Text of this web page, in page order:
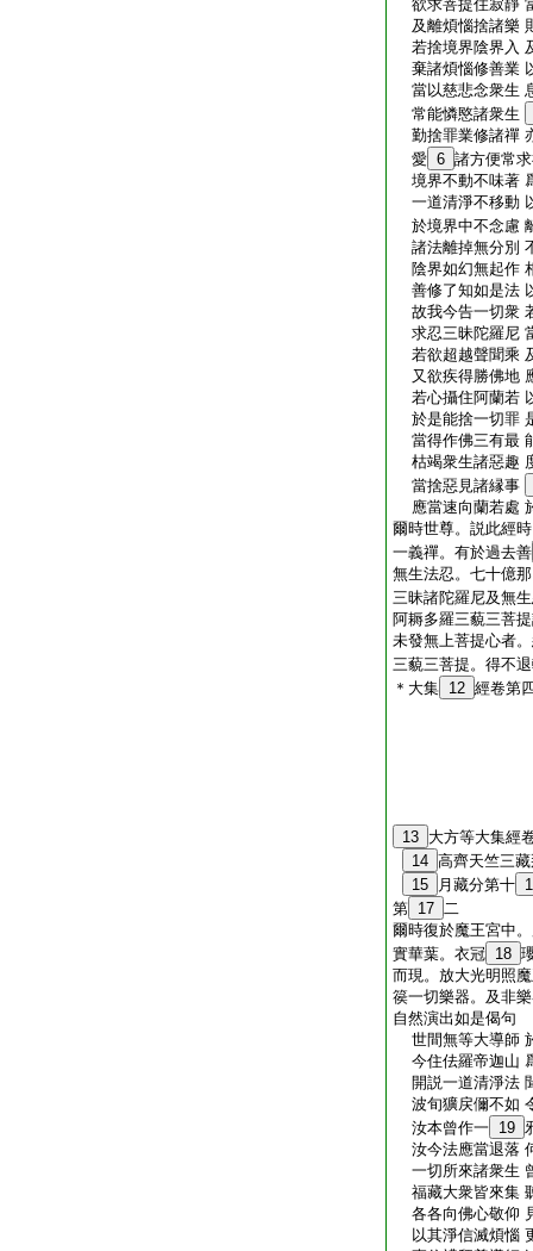
欲求菩提住寂靜
及離煩惱捨諸樂
若捨境界陰界入
棄諸煩惱修善業
當以慈悲念衆生
常能憐愍諸衆生
勤捨罪業修諸禪
愛 6 諸方便常
境界不動不味著
一道清淨不移動
於境界中不念慮
諸法離掉無分別
陰界如幻無起作
善修了知如是法
故我今告一切衆
求忍三昧陀羅尼
若欲超越聲聞乘
又欲疾得勝佛地
若心攝住阿蘭若
於是能捨一切罪
當得作佛三有最
枯竭衆生諸惡趣
當捨惡見諸縁事
應當速向蘭若處
爾時世尊。説此經
一義禪。有於過去善
無生法忍。七十億
三昧諸陀羅尼及無
阿耨多羅三藐三菩
未發無上菩提心者
三藐三菩提。得不
＊大集 12 經卷第
13 大方等大集經
14 高齊天竺三
15
月藏分第十
第 17 二
爾時復於魔王宮中
實華葉。衣冠 18
而現。放大光明照
篌一切樂器。及非
自然演出如是偈句
世間無等大導師
今住佉羅帝迦山
開説一道清淨法
波旬獷戻儞不如
汝本曾作一 19
汝今法應當退落
一切所來諸衆生
福藏大衆皆來集
各各向佛心敬仰
以其淨信滅煩惱